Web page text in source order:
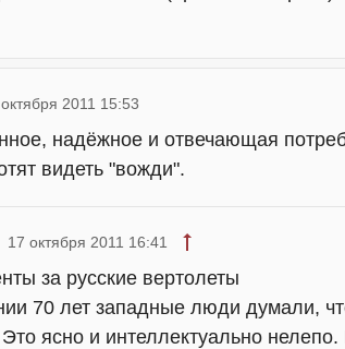
2011 15:53
надёжное и отвечающая
видеть "вожди".
17 октября 2011 16:41
за русские вертолеты
70 лет западные люди думали,
ясно и интеллектуально